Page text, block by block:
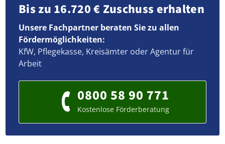
Bis zu 16.720 € Zuschuss erhalten
Unsere Fachpartner beraten Sie zu allen
Fördermöglichkeiten:
KfW, Pflegekasse, Kreisämter oder Agentur für
Arbeit
0800 58 90 771
Kostenlose Förderberatung